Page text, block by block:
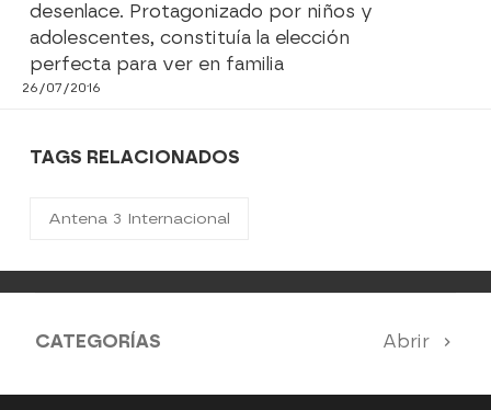
desenlace. Protagonizado por niños y
adolescentes, constituía la elección
perfecta para ver en familia
26/07/2016
TAGS RELACIONADOS
Antena 3 Internacional
CATEGORÍAS Abrir
Antena 3 Noticias El Hormiguero